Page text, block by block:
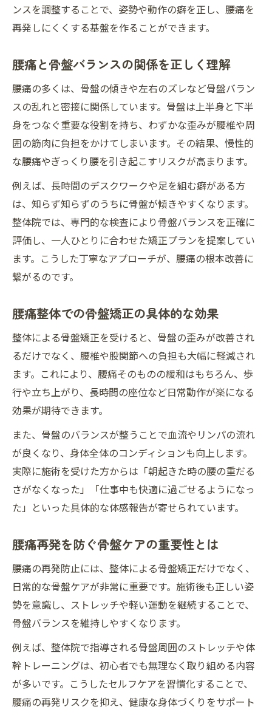
ンスを調整することで、姿勢や動作の癖を正し、腰痛を
再発しにくくする基盤を作ることができます。
腰痛と骨盤バランスの関係を正しく理解
腰痛の多くは、骨盤の傾きや左右のズレなど骨盤バラン
スの乱れと密接に関係しています。骨盤は上半身と下半
身をつなぐ重要な役割を持ち、わずかな歪みが腰椎や周
囲の筋肉に負担をかけてしまいます。その結果、慢性的
な腰痛やぎっくり腰を引き起こすリスクが高まります。
例えば、長時間のデスクワークや足を組む癖がある方
は、知らず知らずのうちに骨盤が傾きやすくなります。
整体院では、専門的な検査により骨盤バランスを正確に
評価し、一人ひとりに合わせた矯正プランを提案してい
ます。こうした丁寧なアプローチが、腰痛の根本改善に
繋がるのです。
腰痛整体での骨盤矯正の具体的な効果
整体による骨盤矯正を受けると、骨盤の歪みが改善され
るだけでなく、腰椎や股関節への負担も大幅に軽減され
ます。これにより、腰痛そのものの緩和はもちろん、歩
行や立ち上がり、長時間の座位など日常動作が楽になる
効果が期待できます。
また、骨盤のバランスが整うことで血流やリンパの流れ
が良くなり、身体全体のコンディションも向上します。
実際に施術を受けた方からは「朝起きた時の腰の重だる
さがなくなった」「仕事中も快適に過ごせるようになっ
た」といった具体的な体感報告が寄せられています。
腰痛再発を防ぐ骨盤ケアの重要性とは
腰痛の再発防止には、整体による骨盤矯正だけでなく、
日常的な骨盤ケアが非常に重要です。施術後も正しい姿
勢を意識し、ストレッチや軽い運動を継続することで、
骨盤バランスを維持しやすくなります。
例えば、整体院で指導される骨盤周囲のストレッチや体
幹トレーニングは、初心者でも無理なく取り組める内容
が多いです。こうしたセルフケアを習慣化することで、
腰痛の再発リスクを抑え、健康な身体づくりをサポート